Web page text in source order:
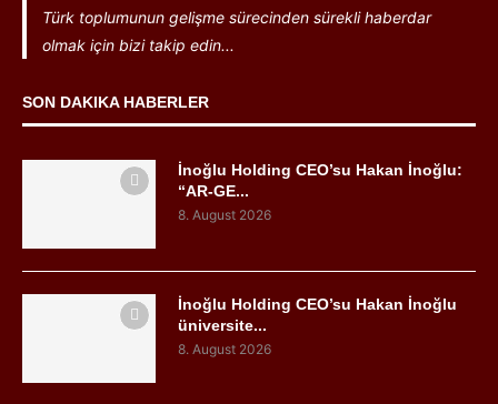
Türk toplumunun gelişme sürecinden sürekli haberdar
olmak için bizi takip edin...
SON DAKIKA HABERLER
İnoğlu Holding CEO’su Hakan İnoğlu:
“AR-GE...
8. August 2026
İnoğlu Holding CEO’su Hakan İnoğlu
üniversite...
8. August 2026